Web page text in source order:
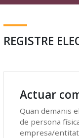
REGISTRE
Actuar
Quan demanis
de persona
empresa/